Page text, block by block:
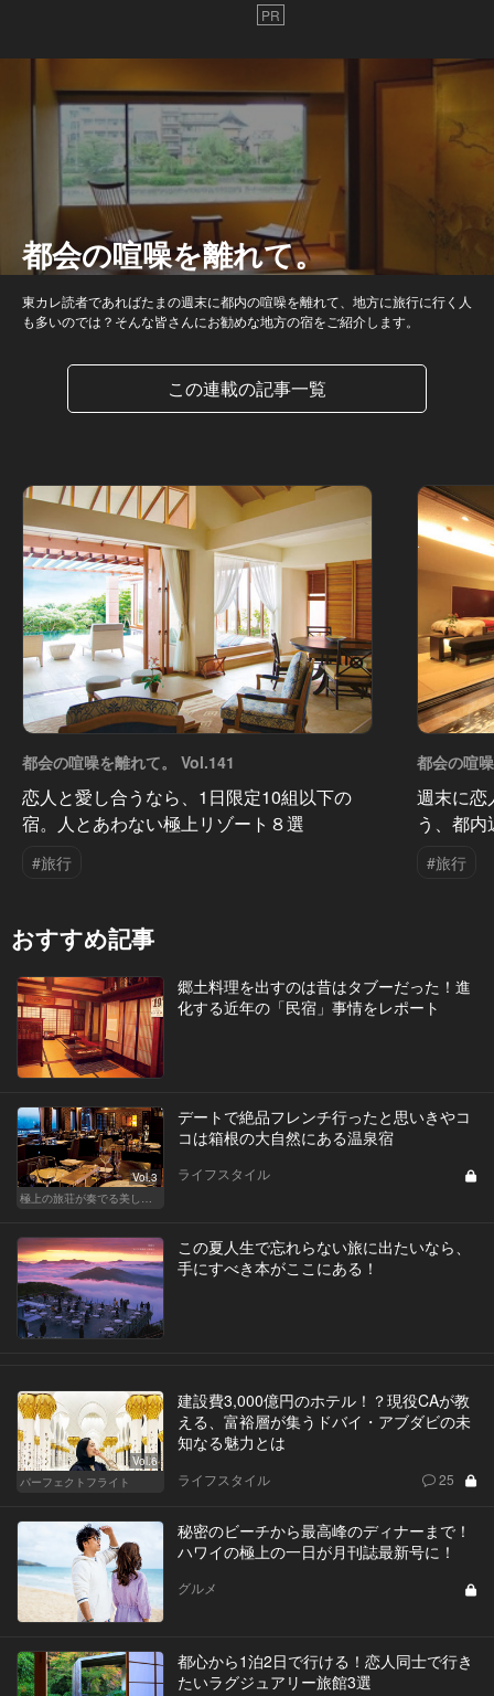
PR
都会の喧噪を離れて。
東カレ読者であればたまの週末に都内の喧噪を離れて、地方に旅行に行く人
も多いのでは？そんな皆さんにお勧めな地方の宿をご紹介します。
この連載の記事一覧
都会の喧噪を離れて。 Vol.141
恋人と愛し合うなら、1日限定10組以下の
宿。人とあわない極上リゾート８選
#旅行
都会の喧
週末に恋
う、都
#旅行
おすすめ記事
郷土料理を出すのは昔はタブーだった！進
化する近年の「民宿」事情をレポート
Vol.3
極上の旅荘が奏でる美しき寛ぎ
デートで絶品フレンチ行ったと思いきやコ
コは箱根の大自然にある温泉宿
ライフスタイル
この夏人生で忘れらない旅に出たいなら、
手にすべき本がここにある！
Vol.6
パーフェクトフライト
建設費3,000億円のホテル！？現役CAが教
える、富裕層が集うドバイ・アブダビの未
知なる魅力とは
ライフスタイル 25
秘密のビーチから最高峰のディナーまで！
ハワイの極上の一日が月刊誌最新号に！
グルメ
都心から1泊2日で行ける！恋人同士で行き
たいラグジュアリー旅館3選